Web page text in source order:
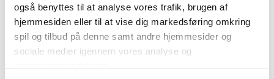
også benyttes til at analyse vores trafik, brugen af
hjemmesiden eller til at vise dig markedsføring omkring
spil og tilbud på denne samt andre hjemmesider og
sociale medier igennem vores analyse og